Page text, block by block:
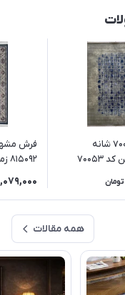
فرش کاشان 700 شانه
کلکسیون آرین کد 70053
(برجسته)
تومان
815092 زمینه مشکی
همه مقالات